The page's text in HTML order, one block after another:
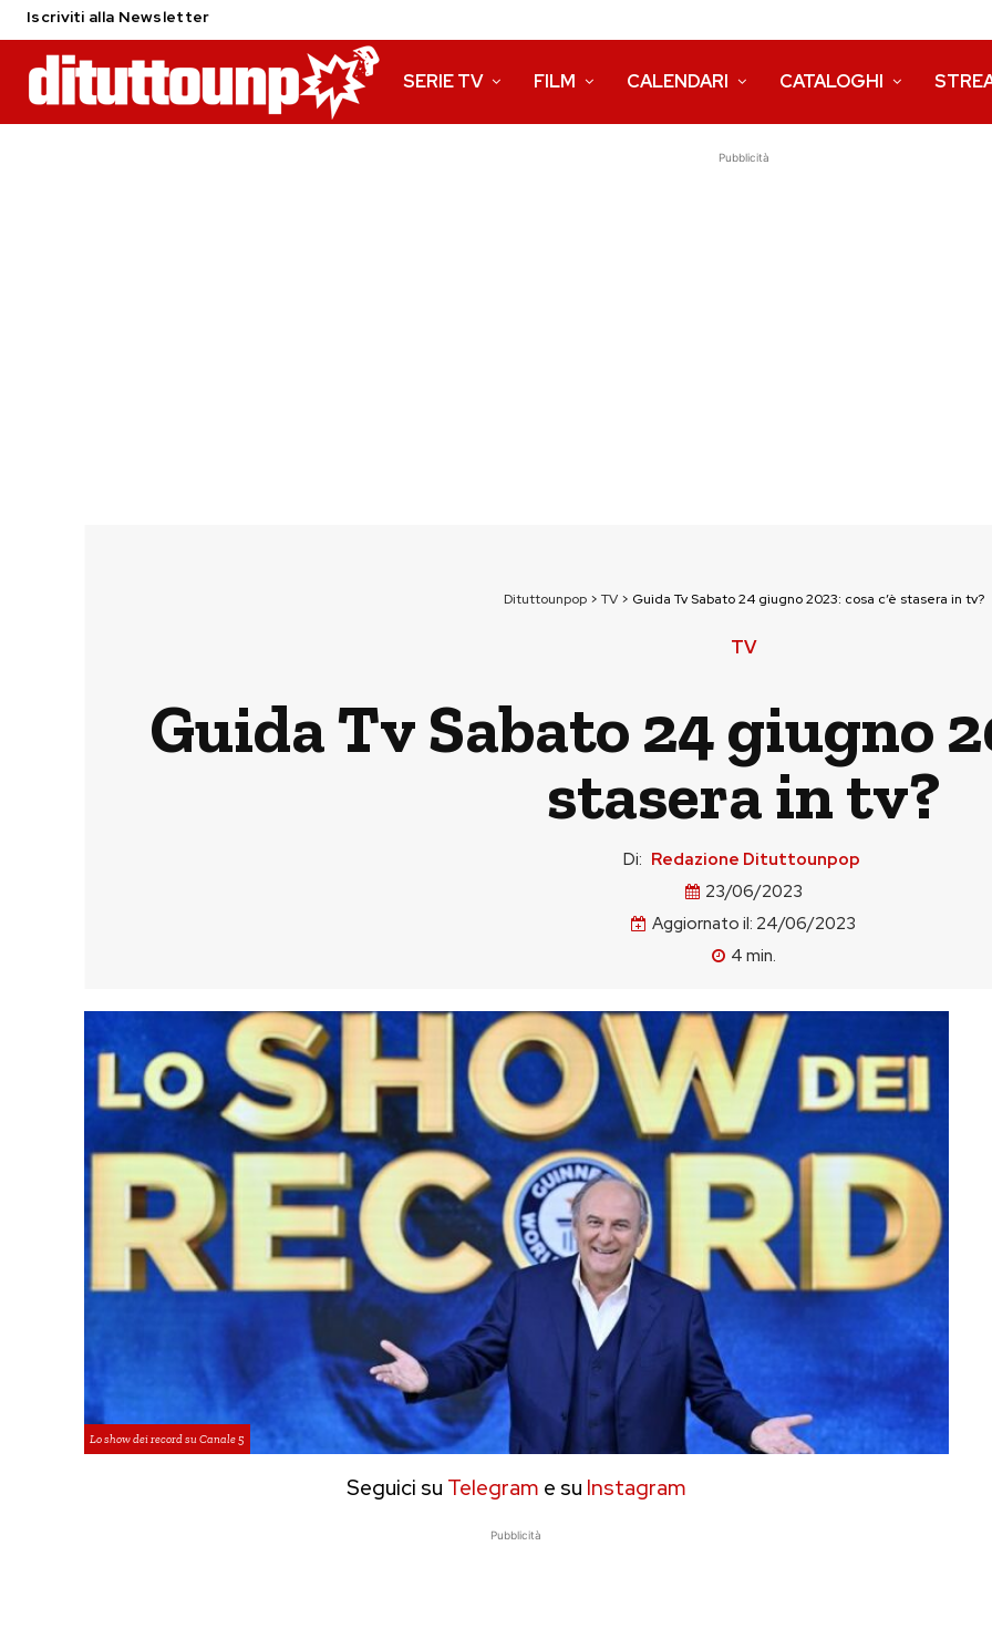
Iscriviti alla Newsletter
SERIE TV FILM CALENDARI CATALOGHI
Pubblicità
Dituttounpop> TV> Guida Tv Sabato 24 giugno 2023: cosa c’è stasera in tv?
TV
Guida Tv Sabato 24 giugno
stasera in tv?
Di: Redazione Dituttounpop
23/06/2023
Aggiornato il: 24/06/2023
4 min.
Lo show dei record su Canale 5
Seguici su Telegram e su Instagram
Pubblicità